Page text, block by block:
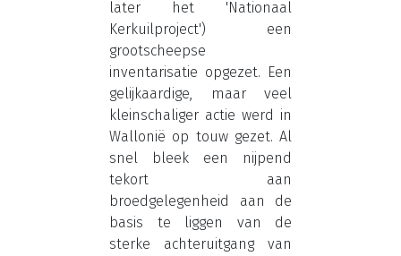
later het 'Nationaal
Kerkuilproject') een
grootscheepse
inventarisatie opgezet. Een
gelijkaardige, maar veel
kleinschaliger actie werd in
Wallonië op touw gezet. Al
snel bleek een nijpend
tekort aan
broedgelegenheid aan de
basis te liggen van de
sterke achteruitgang van